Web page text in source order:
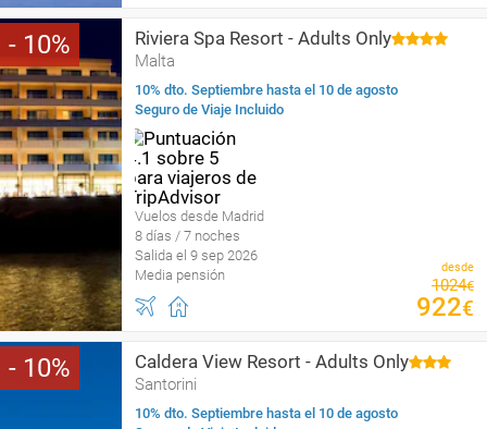
10 Riviera Spa Resort - Adults Only
Malta
10% dto. Septiembre hasta el 10 de agosto
Seguro de Viaje Incluido
Vuelos desde Madrid
8 días / 7 noches
Salida el 9 sep 2026
Media pensión
desde
1024€
922€
10 Caldera View Resort - Adults Only
Santorini
10% dto. Septiembre hasta el 10 de agosto